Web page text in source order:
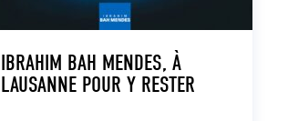
IBRAHIM BAH MENDES, À
LAUSANNE POUR Y RESTER